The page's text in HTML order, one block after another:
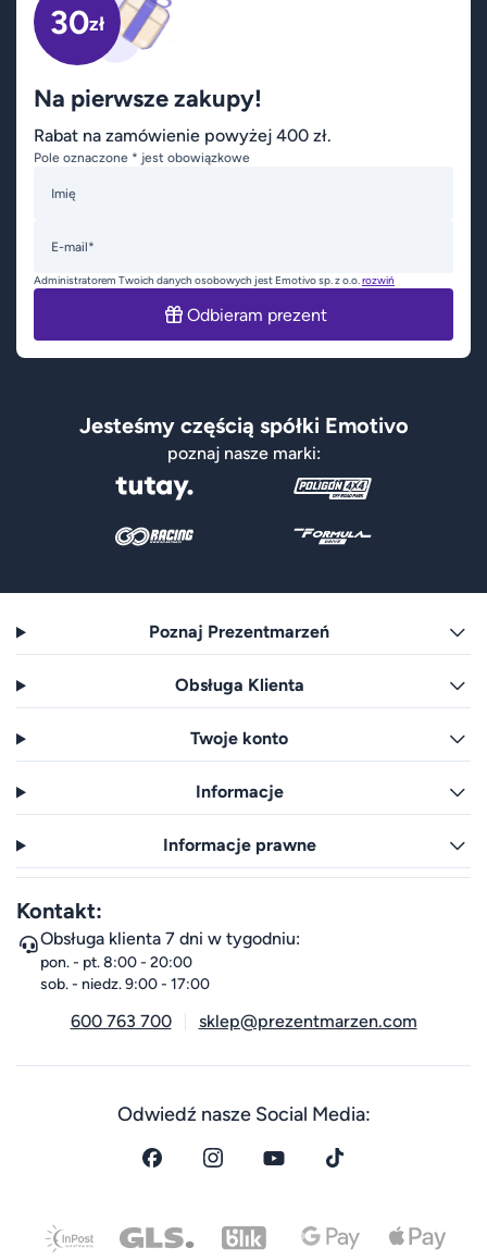
30zł
Na pierwsze zakupy!
Rabat na zamówienie powyżej 400 zł.
Pole oznaczone * jest obowiązkowe
Imię
E-mail*
Administratorem Twoich danych osobowych jest Emotivo sp. z o.o.rozwiń
Odbieram prezent
Jesteśmy częścią spółki Emotivo
poznaj nasze marki:
Poznaj Prezentmarzeń
Obsługa Klienta
Twoje konto
Informacje
Informacje prawne
Kontakt:
Obsługa klienta 7 dni w tygodniu:
pon. - pt. 8:00 - 20:00
sob. - niedz. 9:00 - 17:00
600 763 700 sklep@prezentmarzen.com
Odwiedź nasze Social Media: